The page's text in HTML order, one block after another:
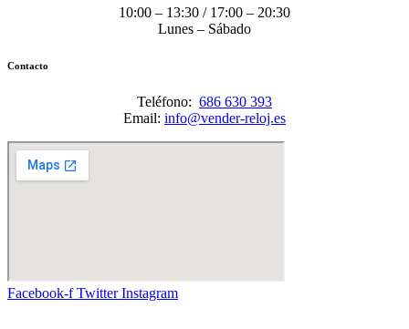
10:00 – 13:30 / 17:00 – 20:30
Lunes – Sábado
Contacto
Teléfono: 686 630 393
Email: info@vender-reloj.es
Facebook-f Twitter Instagram